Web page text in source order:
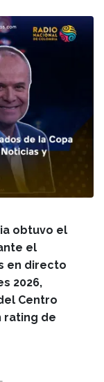
obtuvo el
el
en directo
2026,
Centro
rating de